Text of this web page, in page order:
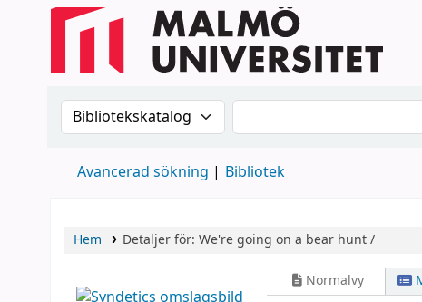
Sök i katalogen efter:Sök i katalogen
Avancerad sökning Bibliotek
Hem Detaljer för: We're going on a bear hunt /
Normalvy